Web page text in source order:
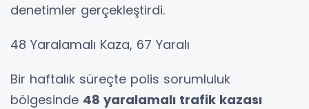
denetimler gerçekleştirdi.
48 Yaralamalı Kaza, 67 Yaralı
Bir haftalık süreçte polis sorumluluk
bölgesinde 48 yaralamalı trafik kazası